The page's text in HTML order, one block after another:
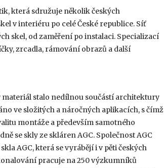
která sdružuje několik českých
v interiéru po celé České republice. Síť
skel, od zaměření po instalaci. Specializací
zrcadla, rámování obrazů a další
stalo nedílnou součástí architektury
ve složitých a náročných aplikacích, s čímž
montáže a především samotného
se skly ze skláren AGC. Společnost AGC
AGC, která se vyrábějí i v pěti českých
pracuje na 250 výzkumníků